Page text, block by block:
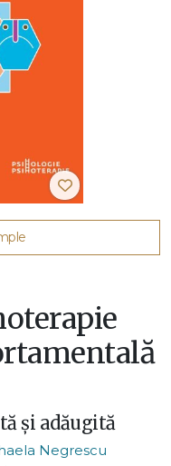
și adăugită
Negrescu